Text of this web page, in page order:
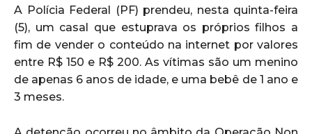
A Polícia Federal (PF) prendeu, nesta quinta-feira
(5), um casal que estuprava os próprios filhos a
fim de vender o conteúdo na internet por valores
entre R$ 150 e R$ 200. As vítimas são um menino
de apenas 6 anos de idade, e uma bebê de 1 ano e
3 meses.